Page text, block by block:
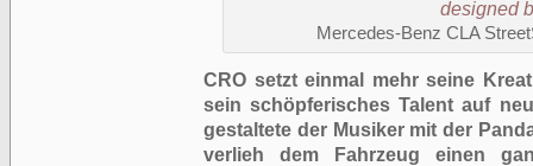
Mercedes-Benz CLA
CRO setzt einmal mehr seine
sein schöpferisches Talent auf
gestaltete der Musiker mit der
verlieh dem Fahrzeug einen